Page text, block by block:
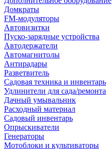
Домкраты
FM-модуляторы
Автовизитки
Пуско-зарядные устройства
Автодержатели
Автомагнитолы
Антирадары
Разветвитель
Садовая техника и инвентарь
Удлинители для сада/ремонта
Дачный умывальник
Расходный материал
Садовый инвентарь
Опрыскиватели
Генераторы
Мотоблоки и культиваторы